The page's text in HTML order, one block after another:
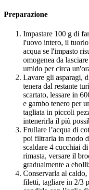
Preparazione
Impastare 100 g di
l'uovo intero, il tuorlo
acqua se l'impasto
omogenea da
umido per circa
Lavare gli asparagi,
tenera dal restante
scartato, lessare in
e gambo tenero per
tagliata in piccoli
intenerirla il più
Frullare l’acqua di
poi filtrarla in modo
scaldare 4 cucchiai
rimasta, versare il
gradualmente a
Conservarla al
filetti, tagliare in 2/3